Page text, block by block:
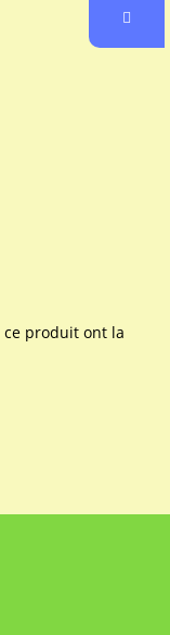
ce produit ont la